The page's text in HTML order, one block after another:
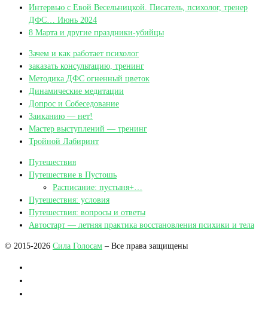
Интервью с Евой Весельницкой. Писатель, психолог, тренер
ДФС… Июнь 2024
8 Марта и другие праздники-убийцы
Зачем и как работает психолог
заказать консультацию, тренинг
Методика ДФС огненный цветок
Динамические медитации
Допрос и Собеседование
Заиканию — нет!
Мастер выступлений — тренинг
Тройной Лабиринт
Путешествия
Путешествие в Пустошь
Расписание: пустыня+…
Путешествия: условия
Путешествия: вопросы и ответы
Автостарт — летняя практика восстановления психики и тела
© 2015-2026 Сила Голосам – Все права защищены